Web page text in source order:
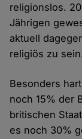
religionslos.
Jährigen
aktuell
religiös zu
Besonders
noch 15% der
britischen
es noch 30%